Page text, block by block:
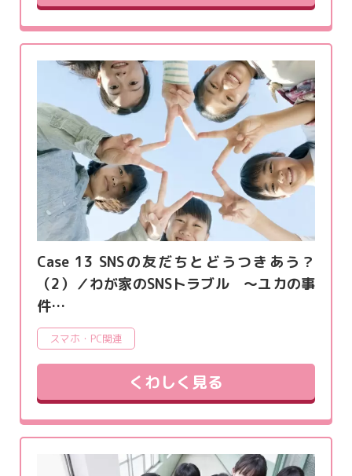
Case 13 SNSの友だちとどうつきあう？
（2）／わが家のSNSトラブル ～ユカの事
件…
スマホ・PC関連
くわしく見る